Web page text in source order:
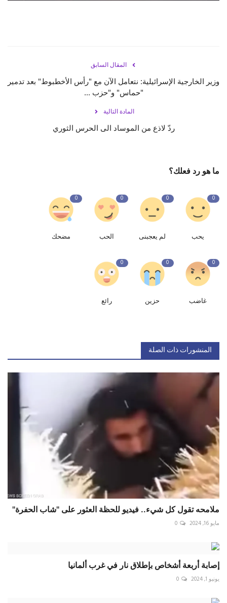
المقال السابق
وزير الخارجية الإسرائيلية: نتعامل الآن مع "رأس الأخطبوط" بعد تدمير
"حماس" و"حزب ...
المادة التالية
ردّ لاذع من الموساد الى الحرس الثوري
ما هو رد فعلك؟
0
يحب
0
لم يعجبنى
0
الحب
0
مضحك
0
غاضب
0
حزين
0
رائع
المنشورات ذات الصلة
ملامحه تقول كل شيء.. فيديو للحظة العثور على "شاب الحفرة"
مايو 16, 2024 0
إصابة أربعة أشخاص بإطلاق نار في غرب ألمانيا
يونيو 1, 2024 0